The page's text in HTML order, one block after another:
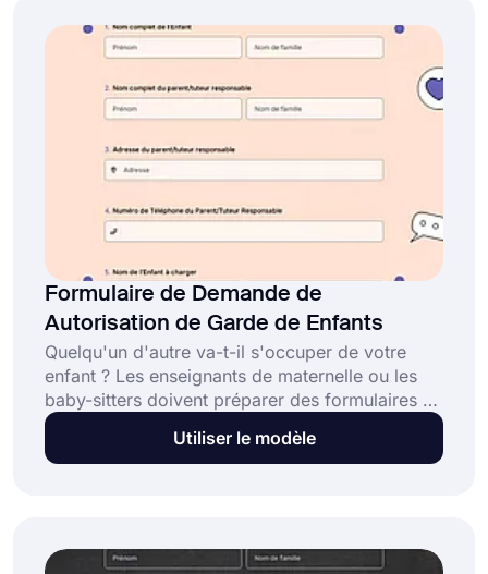
aménagements qu'ils pourraient souhaiter.
Utilisez ce modèle de formulaire de demande
personnalisé dès aujourd'hui!
Formulaire de Demande de
Autorisation de Garde de Enfants
Quelqu'un d'autre va-t-il s'occuper de votre
enfant ? Les enseignants de maternelle ou les
baby-sitters doivent préparer des formulaires de
demande d'autorisation de garde d'enfants.
Vous pouvez également créer votre propre
Utiliser le modèle